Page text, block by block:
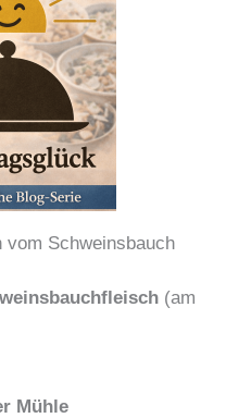
vom Schweinsbauch
(am
Mühle